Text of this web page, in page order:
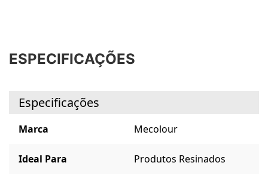
ESPECIFICAÇÕES
Especificações
Marca Mecolour
Ideal Para Produtos Resinados